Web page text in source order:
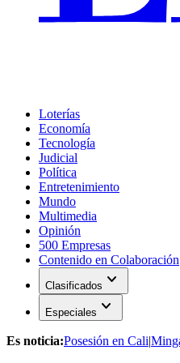
Loterías
Economía
Tecnología
Judicial
Política
Entretenimiento
Mundo
Multimedia
Opinión
500 Empresas
Contenido en Colaboración
Clasificados expand_more
Especiales expand_more
Es noticia:Posesión en Cali|